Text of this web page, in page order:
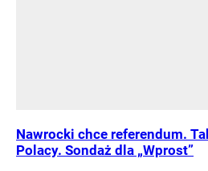
Nawrocki chce referendum.
Polacy. Sondaż dla „Wprost”